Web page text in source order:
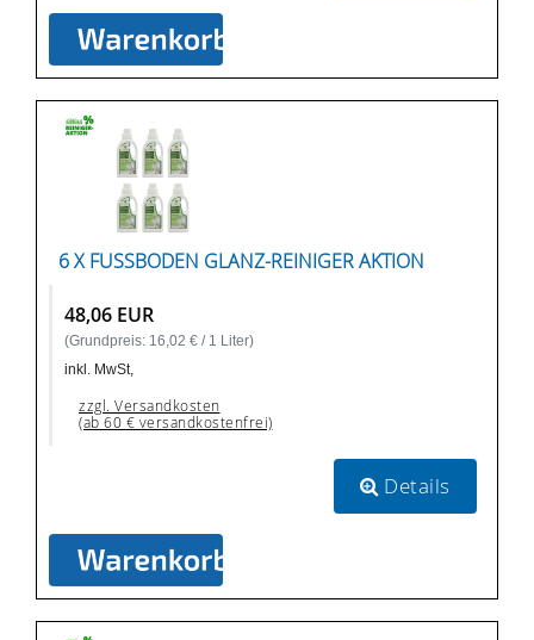
6 X FUSSBODEN GLANZ-REINIGER AKTION
48,06 EUR
(Grundpreis: 16,02 € / 1 Liter)
inkl. MwSt,
zzgl. Versandkosten
(ab 60 € versandkostenfrei)
Details